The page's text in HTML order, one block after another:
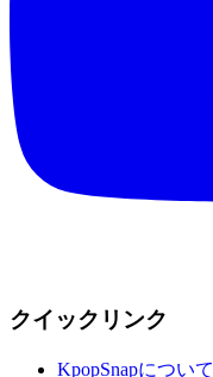
クイックリンク
KpopSnapについて